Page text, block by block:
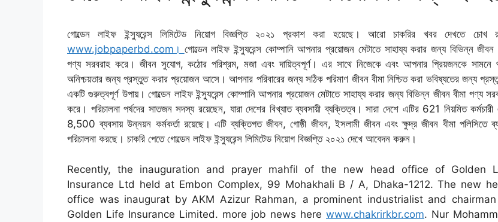
গোল্ডেন লাইফ ইন্স্যুরেন্স লিমিটেড নিয়োগ বিজ্ঞপ্তি ২০২১ প্রকাশ করা হয়েছে। আরো চাকরির খবর দেখতে চোখ
www.jobpaperbd.com। গোল্ডেন লাইফ ইন্স্যুরেন্স কোম্পানি আপনার প্রয়োজন মেটাতে সাহায্য করার জন্য বিভিন্ন জীবন
পণ্য সরবরাহ করে। জীবন সুযোগ, কঠোর পরিশ্রম, মজা এবং দায়িত্বপূর্ণ। এর সাথে নিজেকে এবং আপনার প্রিয়জনকে সামনে
অনিশ্চয়তার জন্য প্রস্তুত করার প্রয়োজন আসে। আপনার পরিবারের জন্য সঠিক পরিমাণ জীবন বীমা নিশ্চিত করা ভবিষ্যতের জন্য
একটি গুরুত্বপূর্ণ উপায়। গোল্ডেন লাইফ ইন্স্যুরেন্স কোম্পানি আপনার প্রয়োজন মেটাতে সাহায্য করার জন্য বিভিন্ন জীবন বীমা পণ্য
করে। পরিচালনা পর্ষদের সাতজন সদস্য রয়েছেন, যারা দেশের বিখ্যাত ব্যবসায়ী ব্যক্তিত্ব। সারা দেশে এটির 621 নিয়মিত কর্মচারী
8,500 ব্যবসায় উন্নয়ন কর্মকর্তা রয়েছে। এটি ব্যক্তিগত জীবন, গোষ্ঠী জীবন, ইসলামী জীবন এবং ক্ষুদ্র জীবন বীমা পলিসিতে
পরিচালনা করছে। চাকরি পেতে গোল্ডেন লাইফ ইন্স্যুরেন্স লিমিটেড নিয়োগ বিজ্ঞপ্তি ২০২১ দেখে আবেদন করুন।
Recently, the inauguration and prayer mahfil of the new head office of Golden
Insurance Ltd held at Embon Complex, 99 Mohakhali B / A, Dhaka-1212. The new
office was inaugurat by AKM Azizur Rahman, a prominent industrialist and
Golden Life Insurance Limited. more job news here www.chakrirkbr.com. Nur